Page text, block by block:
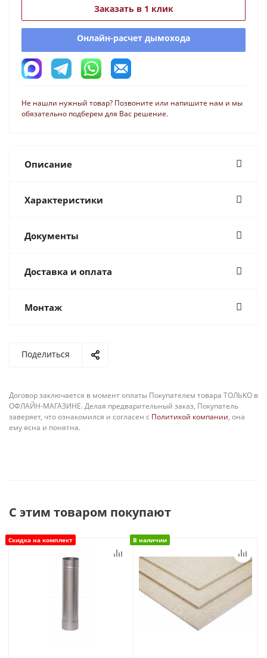
Заказать в 1 клик
Онлайн-расчет дымохода
Не нашли нужный товар? Позвоните или напишите нам и мы
обязательно подберем для Вас решение.
Описание
Характеристики
Документы
Доставка и оплата
Монтаж
Поделиться
Договор заключается в момент оплаты Покупателем товара ТОЛЬКО в
ОФЛАЙН-МАГАЗИНЕ. Делая предварительный заказ, Покупатель
заверяет, что ознакомился и согласен с Политикой компании, она
ему ясна и понятна.
С этим товаром покупают
Скидка на комплект В наличии